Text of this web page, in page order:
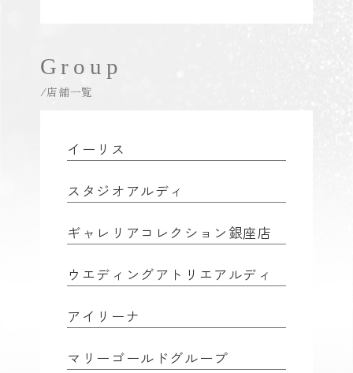
Group
/店舗一覧
イーリス
スタジオアルディ
ギャレリアコレクション銀座店
ウエディングアトリエアルディ
アイリーナ
マリーゴールドグループ